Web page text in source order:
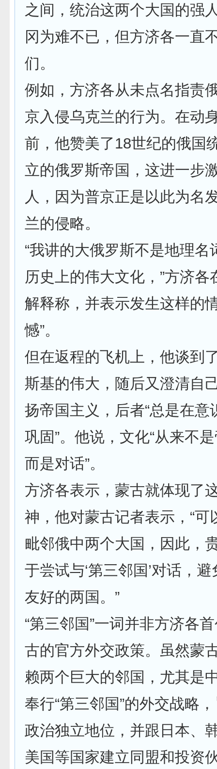
之间，统治这两个大国的强
冈为难不已，但方济各一直
们。
例如，方济各从未点名指责
京入侵乌克兰的行为。在动
前，他赞美了18世纪的俄国
立的俄罗斯帝国，这进一步
人，因为普京正是以此为名
兰的侵略。
“我讲的大俄罗斯不是地理名
历史上的伟大文化，”方济各
解释称，并表示发生这样的
憾”。
但在返程的飞机上，他谈到
斯基的伟大，随后又澄清自
扬帝国主义，后者“总是在意
巩固”。他说，文化“从来不
而是对话”。
方济各表示，蒙古就体现了
神，他对蒙古记者表示，“可
毗邻俄中两个大国，因此，
于尝试与‘第三邻国’对话，
友好的两国。”
“第三邻国”一词并非方济各
古的官方外交政策。虽然蒙
赖两个巨大的邻国，尤其是
奉行“第三邻国”的外交战略
政治独立地位，并跟日本、
美国等国家建立同盟和投资